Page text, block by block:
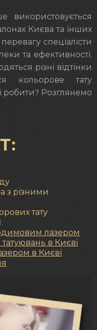
використовується
Києва та інших
спеціалісти
та ефективності.
різні відтінки
кольорове тату
робити? Розглянемо
з різними
тату
лазером
в Києві
в Києві